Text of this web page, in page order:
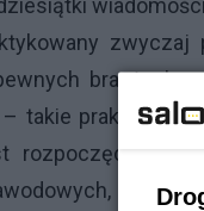
zwyczaj
branżach
takie praktyki za
rozpoczęcie
a